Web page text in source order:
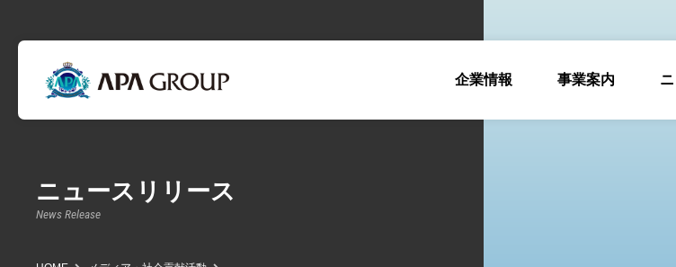
企業情報 事業案内
ニュースリリース
News Release